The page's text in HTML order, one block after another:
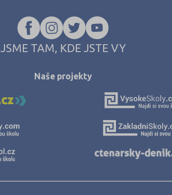
JSME TAM, KDE JSTE VY
Naše projekty